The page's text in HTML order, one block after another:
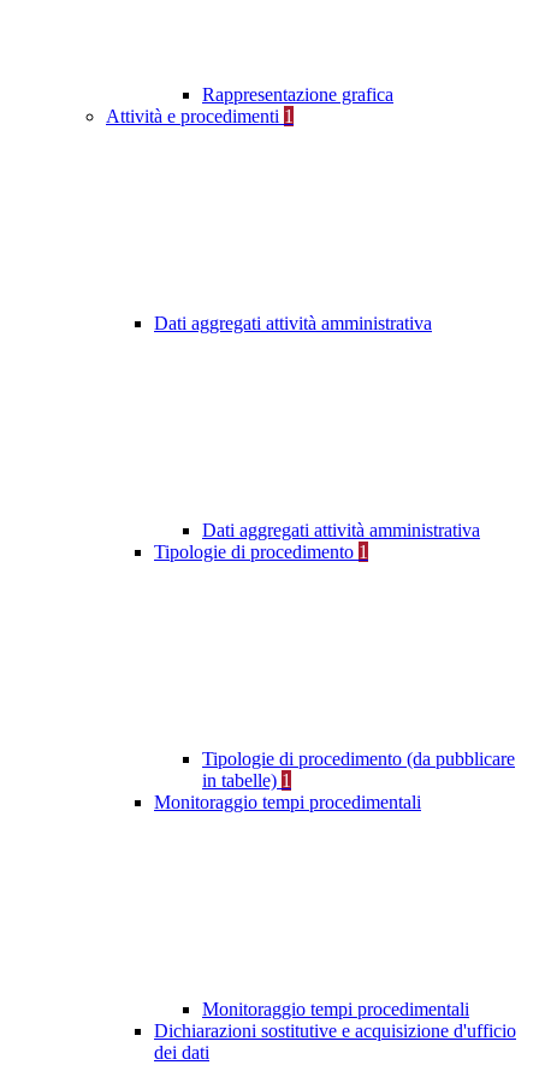
Rappresentazione grafica
Attività e procedimenti 1
Dati aggregati attività amministrativa
Dati aggregati attività amministrativa
Tipologie di procedimento 1
Tipologie di procedimento (da pubblicare
in tabelle) 1
Monitoraggio tempi procedimentali
Monitoraggio tempi procedimentali
Dichiarazioni sostitutive e acquisizione d'ufficio
dei dati